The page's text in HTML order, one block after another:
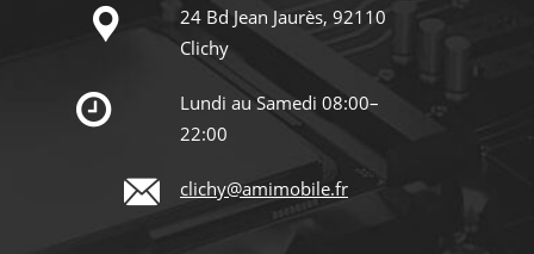
24 Bd Jean Jaurès, 92110
Clichy
Lundi au Samedi 08:00–
22:00
clichy@amimobile.fr